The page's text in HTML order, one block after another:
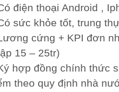
điện thoại Android ,
sức khỏe tốt, trung
cứng + KPI đơn
15 – 25tr)
hợp đồng chính thức
theo quy định nhà